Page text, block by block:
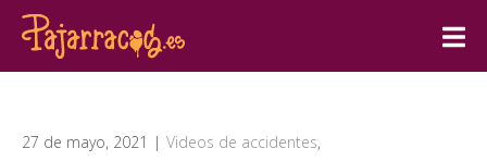
27 de mayo, 2021 Videos de accidentes,